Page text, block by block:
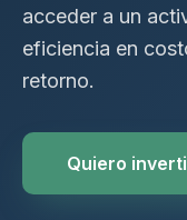
acceder a un
eficiencia en
retorno.
Quiero